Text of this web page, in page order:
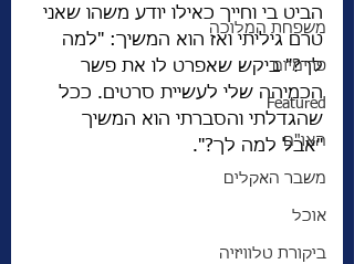
משפחת המלוכה
פרימיום
Featured
האו"ם
משבר האקלים
אוכל
ביקורת טלוויזיה
הביט בי וחייך כאילו יודע משהו שאני
טרם גיליתי ואז הוא המשיך: "למה
לך?" ביקש שאפרט לו את פשר
הכמיהה שלי לעשיית סרטים. ככל
שהגדלתי והסברתי הוא המשיך
"אבל למה לך?".